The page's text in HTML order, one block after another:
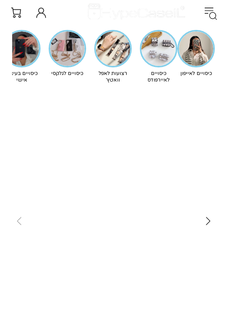
כיסויים לאייפון
כיסויים
לאיירפודס
רצועות לאפל
וואטץ'
כיסויים לגלקסי
כיסויים בעיצוב
אישי